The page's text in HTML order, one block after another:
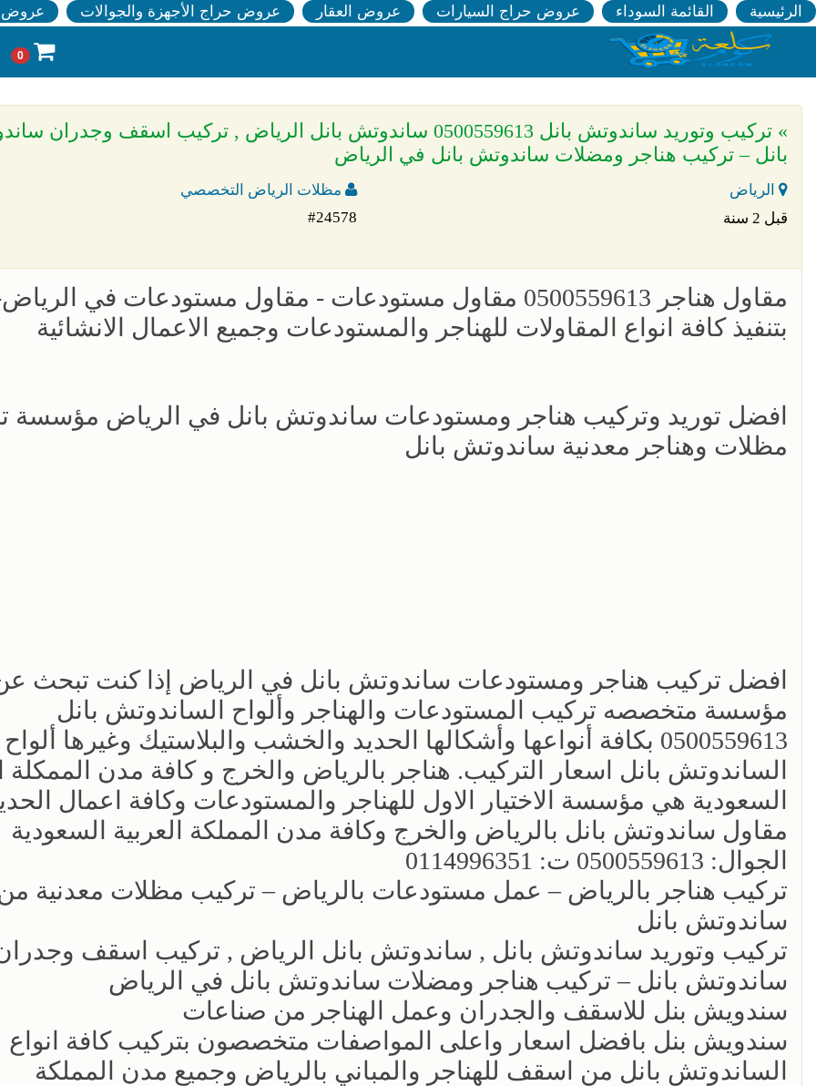
الرئيسية القائمة السوداء عروض حراج السيارات عروض العقار عروض حراج الأجهزة والجوالات عروض
0
» تركيب وتوريد ساندوتش بانل 0500559613 ساندوتش بانل الرياض , تركيب اسقف وجدران
بانل – تركيب هناجر ومضلات ساندوتش بانل في الرياض
الرياض
مظلات الرياض التخصصي
قبل 2 سنة
#24578
مقاول هناجر 0500559613 مقاول مستودعات - مقاول مستودعات في
بتنفيذ كافة انواع المقاولات للهناجر والمستودعات وجميع الاعمال الانشائية
افضل توريد وتركيب هناجر ومستودعات ساندوتش بانل في الرياض مؤسسة
مظلات وهناجر معدنية ساندوتش بانل
افضل تركيب هناجر ومستودعات ساندوتش بانل في الرياض إذا كنت تبحث
مؤسسة متخصصه تركيب المستودعات والهناجر وألواح الساندوتش بانل
0500559613 بكافة أنواعها وأشكالها الحديد والخشب والبلاستيك وغيرها ألواح
الساندوتش بانل اسعار التركيب. هناجر بالرياض والخرج و كافة مدن الممكلة
السعودية هي مؤسسة الاختيار الاول للهناجر والمستودعات وكافة اعمال
مقاول ساندوتش بانل بالرياض والخرج وكافة مدن المملكة العربية السعودية
الجوال: 0500559613 ت: 0114996351‎
تركيب هناجر بالرياض – عمل مستودعات بالرياض – تركيب مظلات معدنية
ساندوتش بانل
تركيب وتوريد ساندوتش بانل , ساندوتش بانل الرياض , تركيب اسقف
ساندوتش بانل – تركيب هناجر ومضلات ساندوتش بانل في الرياض
سندويش بنل للاسقف والجدران وعمل الهناجر من صناعات
سندويش بنل بافضل اسعار واعلى المواصفات متخصصون بتركيب كافة انواع
الساندوتش بانل من اسقف للهناجر والمباني بالرياض وجميع مدن المملكة